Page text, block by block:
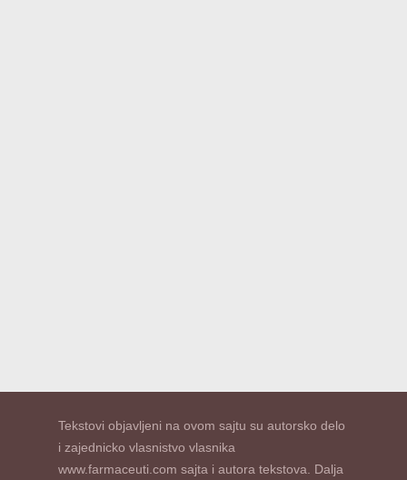
Tekstovi objavljeni na ovom sajtu su autorsko delo
i zajednicko vlasnistvo vlasnika
www.farmaceuti.com sajta i autora tekstova. Dalja